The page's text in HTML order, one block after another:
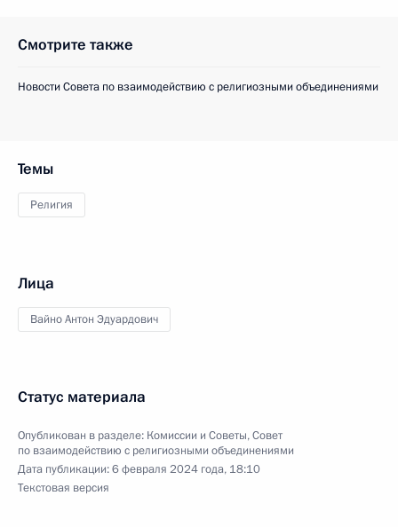
Смотрите также
Новости Совета по взаимодействию с религиозными объединениями
Темы
Религия
Лица
Вайно Антон Эдуардович
Статус материала
Опубликован в разделе: Комиссии и Советы,Совет
по взаимодействию с религиозными объединениями
Дата публикации:6 февраля 2024 года, 18:10
Текстовая версия